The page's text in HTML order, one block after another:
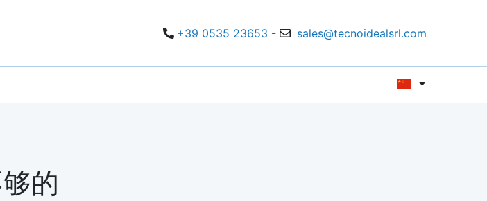
+39 0535 23653 - sales@tecnoidealsrl.com
的